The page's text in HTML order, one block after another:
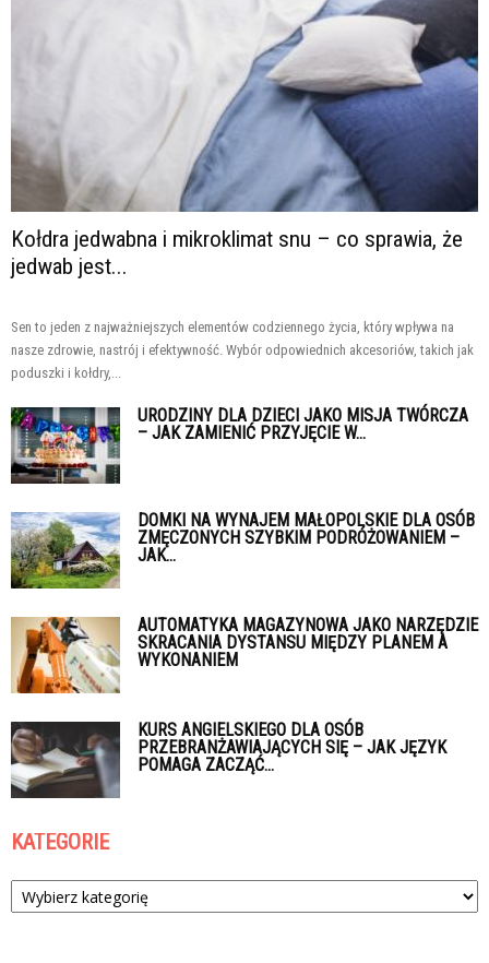
Kołdra jedwabna i mikroklimat snu – co sprawia, że
jedwab jest...
Sen to jeden z najważniejszych elementów codziennego życia, który wpływa na
nasze zdrowie, nastrój i efektywność. Wybór odpowiednich akcesoriów, takich jak
poduszki i kołdry,...
URODZINY DLA DZIECI JAKO MISJA TWÓRCZA
– JAK ZAMIENIĆ PRZYJĘCIE W...
DOMKI NA WYNAJEM MAŁOPOLSKIE DLA OSÓB
ZMĘCZONYCH SZYBKIM PODRÓŻOWANIEM –
JAK...
AUTOMATYKA MAGAZYNOWA JAKO NARZĘDZIE
SKRACANIA DYSTANSU MIĘDZY PLANEM A
WYKONANIEM
KURS ANGIELSKIEGO DLA OSÓB
PRZEBRANŻAWIAJĄCYCH SIĘ – JAK JĘZYK
POMAGA ZACZĄĆ...
KATEGORIE
Kategorie